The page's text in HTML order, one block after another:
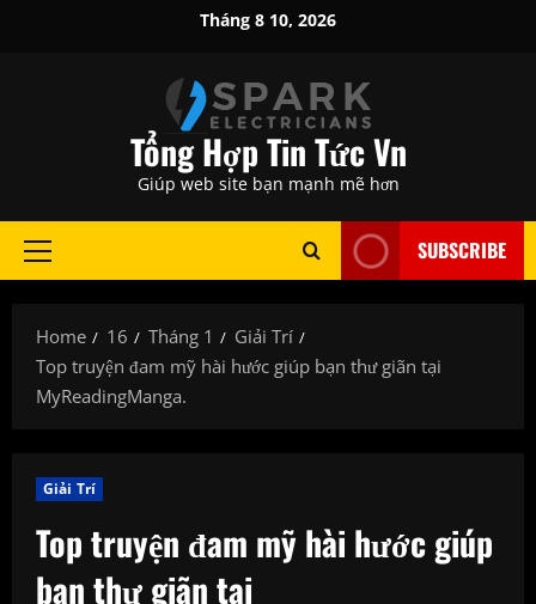
Tháng 8 10, 2026
Tổng Hợp Tin Tức Vn
Giúp web site bạn mạnh mẽ hơn
Primary
SUBSCRIBE
Home 16 Tháng 1
Giải Trí
Top truyện đam mỹ hài hước giúp bạn thư giãn tại
MyReadingManga.
Giải Trí
Top truyện đam mỹ hài hước giúp
bạn thư giãn tại